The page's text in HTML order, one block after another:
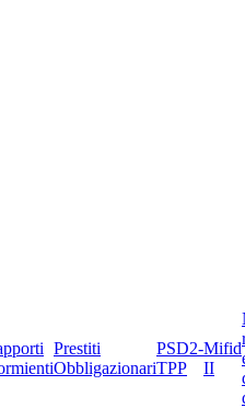
Prestiti
Obbligazionari
PSD2-
TPP
Mifid
II